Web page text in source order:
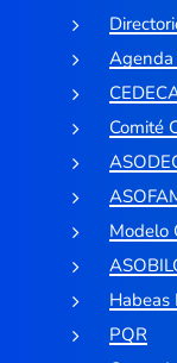
Agenda
Comité
Modelo
Habeas
PQR